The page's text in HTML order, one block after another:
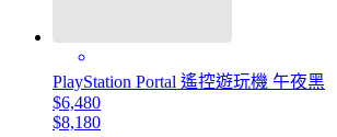
PlayStation Portal 遙控遊玩機 午夜黑
$6,480
$8,180